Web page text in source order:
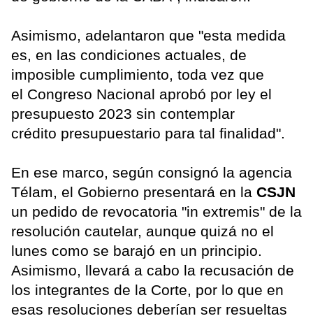
Asimismo, adelantaron que "esta medida
es, en las condiciones actuales, de
imposible cumplimiento, toda vez que
el Congreso Nacional aprobó por ley el
presupuesto 2023 sin contemplar
crédito presupuestario para tal finalidad".
En ese marco, según consignó la agencia
Télam, el Gobierno presentará en la CSJN
un pedido de revocatoria "in extremis" de la
resolución cautelar, aunque quizá no el
lunes como se barajó en un principio.
Asimismo, llevará a cabo la recusación de
los integrantes de la Corte, por lo que en
esas resoluciones deberían ser resueltas